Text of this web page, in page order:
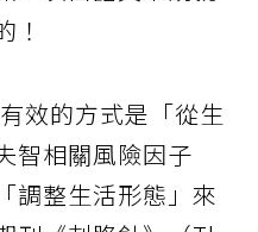
！
效的方式是「從生
智相關風險因子
調整生活形態」來